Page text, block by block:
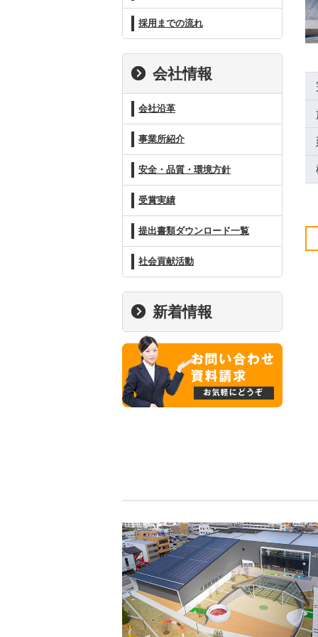
採用までの流れ
会社情報
会社沿革
事業所紹介
安全・品質・環境方針
受賞実績
提出書類ダウンロード一覧
社会貢献活動
新着情報